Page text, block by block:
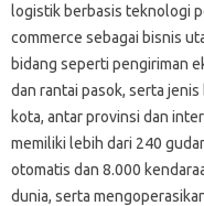
logistik berbasis teknologi
commerce sebagai bisnis
bidang seperti pengiriman
dan rantai pasok, serta
kota, antar provinsi dan
memiliki lebih dari 240
otomatis dan 8.000
dunia, serta